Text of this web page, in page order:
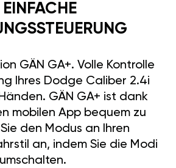
EINFACHE
GÄN GA+. Volle Kontrolle
Ihres Dodge Caliber 2.4i
Händen. GÄN GA+ ist dank
mobilen App bequem zu
den Modus an Ihren
an, indem Sie die Modi